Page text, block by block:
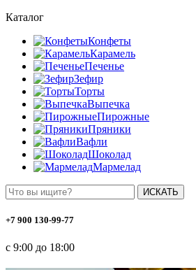
Каталог
Конфеты
Карамель
Печенье
Зефир
Торты
Выпечка
Пирожные
Пряники
Вафли
Шоколад
Мармелад
ИСКАТЬ
+7 900 130-99-77
с 9:00 до 18:00